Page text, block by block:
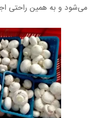
می‌شود و به همین راحتی